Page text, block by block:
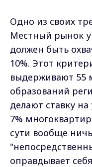
Одно из своих
Местный рынок
должен быть
10%. Этот
выдерживают 55
образований
делают ставку
7%
сути вообще
оправдывает